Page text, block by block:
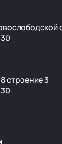
строение 3